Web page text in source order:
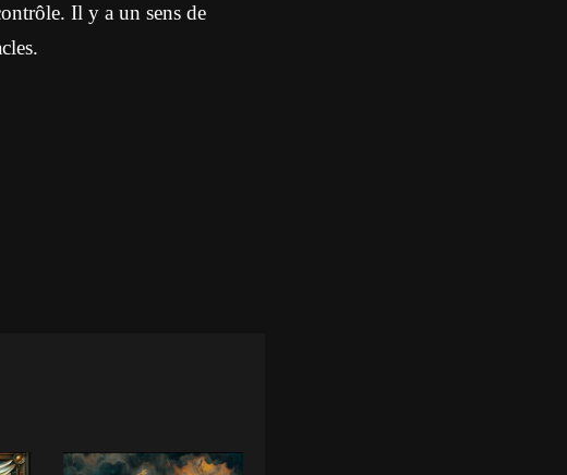
Il y a un sens de